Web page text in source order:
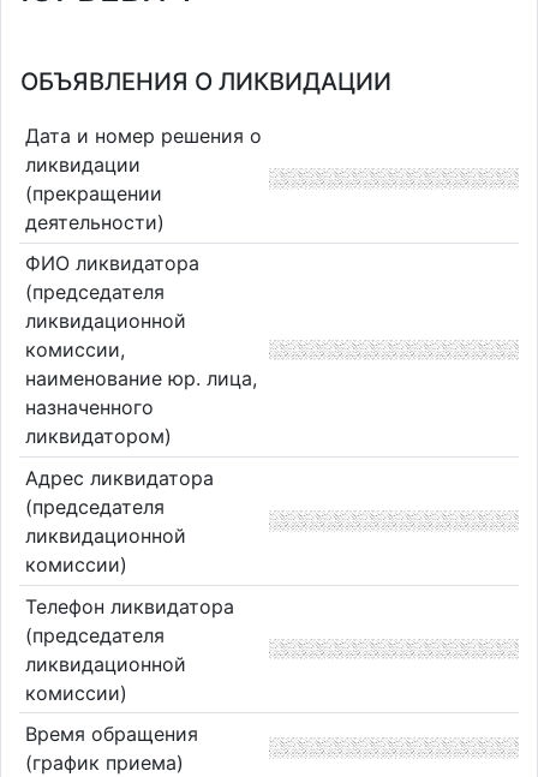
ОБЪЯВЛЕНИЯ О ЛИКВИДАЦИИ
Дата и номер решения о
ликвидации
(прекращении
деятельности)
ФИО ликвидатора
(председателя
ликвидационной
комиссии,
наименование юр. лица,
назначенного
ликвидатором)
Адрес ликвидатора
(председателя
ликвидационной
комиссии)
Телефон ликвидатора
(председателя
ликвидационной
комиссии)
Время обращения
(график приема)